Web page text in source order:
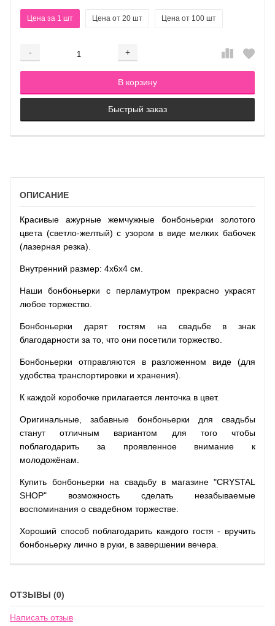
Цена за 1 шт Цена от 20 шт Цена от 100 шт
- +
Добавляется...
В корзину
Добавлен
Быстрый заказ
ОПИСАНИЕ
Красивые ажурные жемчужные бонбоньерки золотого
цвета (светло-желтый) с узором в виде мелких бабочек
(лазерная резка).
Внутренний размер: 4x6x4 см.
Наши бонбоньерки с перламутром прекрасно украсят
любое торжество.
Бонбоньерки дарят гостям на свадьбе в знак
благодарности за то, что они посетили торжество.
Бонбоньерки отправляются в разложенном виде (для
удобства транспортировки и хранения).
К каждой коробочке прилагается ленточка в цвет.
Оригинальные, забавные бонбоньерки для свадьбы
станут отличным вариантом для того чтобы
поблагодарить за проявленное внимание к
молодожёнам.
Купить бонбоньерки на свадьбу в магазине "CRYSTAL
SHOP" возможность сделать незабываемые
воспоминания о свадебном торжестве.
Хороший способ поблагодарить каждого гостя - вручить
бонбоньерку лично в руки, в завершении вечера.
ОТЗЫВЫ (0)
Написать отзыв